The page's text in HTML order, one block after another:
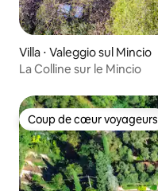
Villa ⋅ Valeggio sul Mincio
La Colline sur le Mincio
Coup de cœur voyageurs
Coup de cœur voyageurs